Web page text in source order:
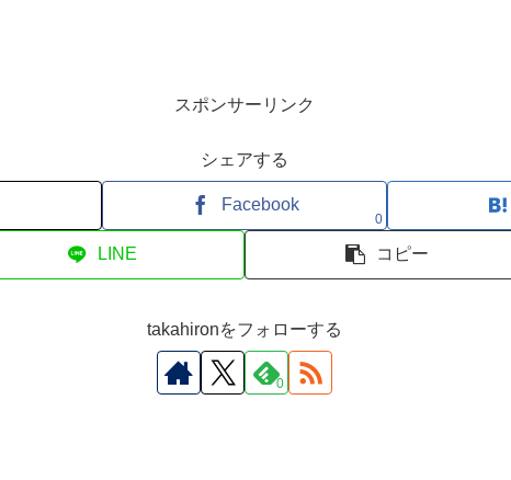
スポンサーリンク
シェアする
Facebook
0
LINE コピー
takahironをフォローする
0